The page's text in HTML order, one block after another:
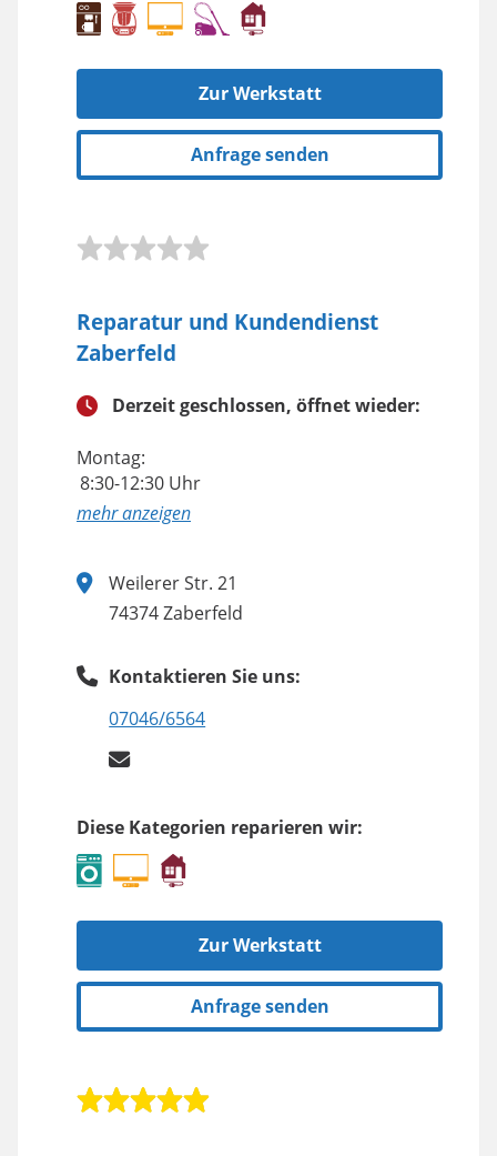
Zur Werkstatt
Anfrage senden
Reparatur und Kundendienst
Zaberfeld
Derzeit geschlossen, öffnet wieder:
Montag:
8:30-12:30 Uhr
anzeigen
Weilerer Str. 21
74374 Zaberfeld
Kontaktieren Sie uns:
07046/6564
Diese Kategorien reparieren wir:
Zur Werkstatt
Anfrage senden